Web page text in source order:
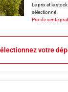
Le prix et le
sélectionné
Prix de vente
votre